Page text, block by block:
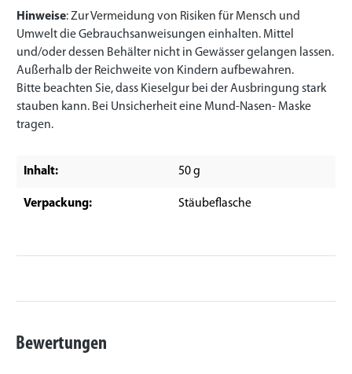
Hinweise: Zur Vermeidung von Risiken für Mensch und
Umwelt die Gebrauchsanweisungen einhalten. Mittel
und/oder dessen Behälter nicht in Gewässer gelangen lassen.
Außerhalb der Reichweite von Kindern aufbewahren.
Bitte beachten Sie, dass Kieselgur bei der Ausbringung stark
stauben kann. Bei Unsicherheit eine Mund-Nasen- Maske
tragen.
Inhalt: 50 g
Verpackung: Stäubeflasche
Bewertungen